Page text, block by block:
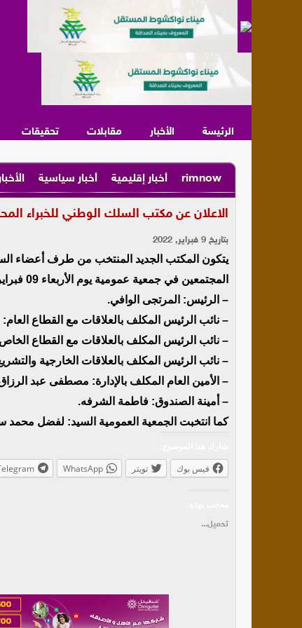
الرئيسة الأخبار مقابلات تحقيقات
rimnow أخبار إقليمية أخبار سياسية
الاعلان عن مكتب السلك الوطني للخبراء
بتاريخ 9 فبراير, 2022
يتكون المكتب الجديد المنتخب من طرف أعضاء
المجتمعين في جمعية عمومية يوم الأربعاء 09 فبراير 2022 على النحو التالي:
– الرئيس: المرتجى الوافي.
– نائب الرئيس المكلف بالعلاقات مع القطاع
– نائب الرئيس المكلف بالعلاقات مع القطاع
– نائب الرئيس المكلف بالعلاقات الخارجية
– الأمين العام المكلف بالإدارة: مصطفى عبد
– أمينة الصندوق: فاطمة الشرفه.
كما انتخبت الجمعية العمومية السيد: لفضل
فيس بوك تويتر WhatsApp
تحميل...